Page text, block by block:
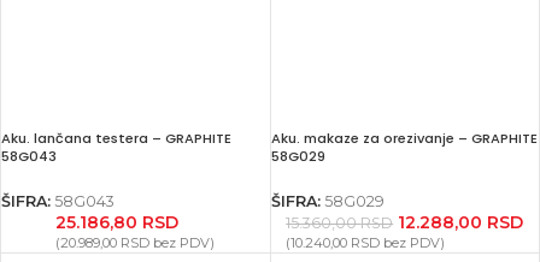
Aku. lančana testera – GRAPHITE
58G043
ŠIFRA: 58G043
25.186,80 RSD
(20.989,00 RSD bez PDV)
Aku. makaze za orezivanje – GRAPHITE
58G029
ŠIFRA: 58G029
15.360,00RSD 12.288,00 RSD
(10.240,00 RSD bez PDV)